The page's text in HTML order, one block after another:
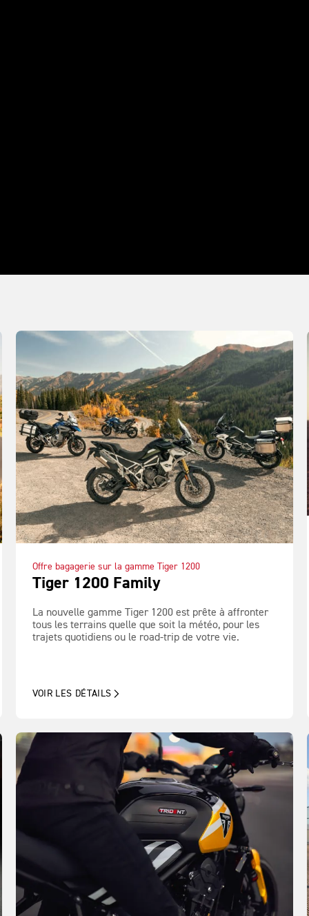
Offre bagagerie sur la gamme Tiger 1200
Tiger 1200 Family
La nouvelle gamme Tiger 1200 est prête à affronter
tous les terrains quelle que soit la météo, pour les
trajets quotidiens ou le road-trip de votre vie.
VOIR LES DÉTAILS